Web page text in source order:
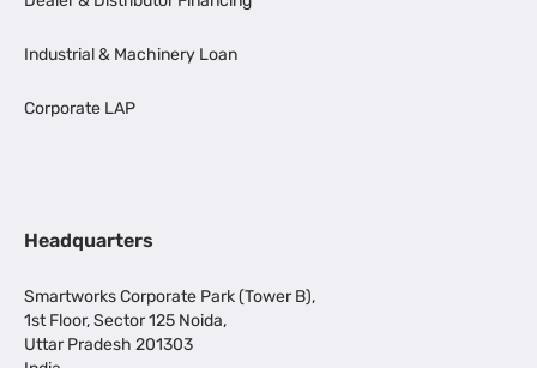
Industrial & Machinery Loan
Corporate LAP
Headquarters
Smartworks Corporate Park (Tower B),
1st Floor, Sector 125 Noida,
Uttar Pradesh 201303